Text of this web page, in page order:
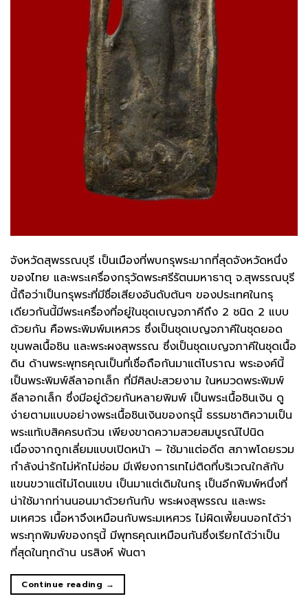
จังหวัดสุพรรณบุรี เป็นเมืองที่พบกรุพระมากที่สุดจังหวัดหนึ่ง
ของไทย และพระเครื่องกรุวัดพระศรีรัตนมหาธาตุ จ.สุพรรณบุรี
นี้ถือว่าเป็นกรุพระที่มีชื่อเสียงอันดับต้นๆ ของประเทศในกรุ
เดียวกันนี้มีพระเครื่องที่อยู่ในชุดเบญจภาคีถึง 2 ชนิด 2 แบบ
ด้วยกัน คือพระพิมพ์มเหศวร ซึ่งเป็นชุดเบญจภาคีในชุดยอด
ขุนพลเนื้อชิน และพระผงสุพรรณ ซึ่งเป็นชุดเบญจภาคีในชุดเนื้อ
ดิน ด้านพระพุทธคุณเป็นที่เชื่อถือกันมาแต่โบราณ พระองค์นี้
เป็นพระพิมพ์ลีลาอกเล็ก ที่มีศิลปะสวยงาม ในหมวดพระพิมพ์
ลีลาอกเล็ก ซึ่งมีอยู่ด้วยกันหลายพิมพ์ เป็นพระเนื้อชินเงิน ดู
ง่ายตามแบบอย่างพระเนื้อชินเงินของกรุนี้ ธรรมชาติความเป็น
พระแท้เบสิคครบถ้วน เพียงขาดความสวยสมบูรณ์ไปนิด
เนื่องจากถูกเลี่ยมแบบเปิดหน้า – ใช้มาแต่อดีต สภาพโดยรวม
กำลังน่ารักไม่หักไม่ซ่อม มีเพียงการเทไม่ติดที่บริเวณใกล้กับ
แขนขวาแต่ไม่โดนแขน เป็นมาแต่เดิมในกรุ เป็นอีกพิมพ์หนึ่งที่
น่าใช้มากท่านนอนมาด้วยกันกับ พระผงสุพรรณ และพระ
มเหศวร เนื้อหาจึงเหมือนกับพระมเหศวร ไม่ผิดเพี้ยนบอกได้ว่า
พระทุกพิมพ์ของกรุนี้ มีพุทธคุณเหมือนกันซึ่งเรียกได้ว่าเป็น
ที่สุดในทุกด้าน นรสิงห์ พันตา
Continue reading →